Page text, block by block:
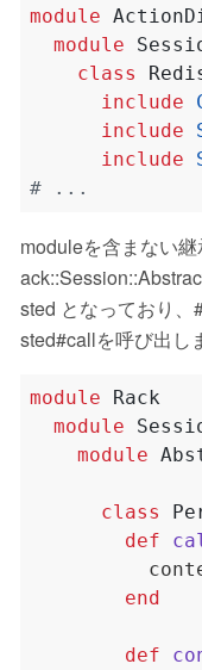
module
module
class
include
include
include
# ...
moduleを含まない
sted となっており
sted#callを呼び出し
module
Rack
module
module
class
def
end
def